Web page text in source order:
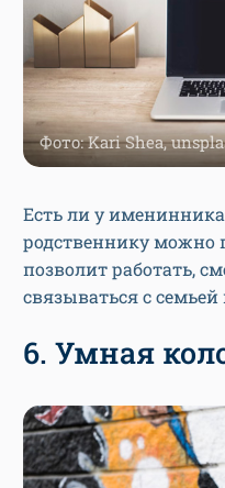
Фото: Kari Shea,
Есть ли у
родственнику можно
позволит работать,
связываться с семьей
6. Умная